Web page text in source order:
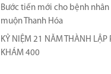
Bước tiến mới cho bệnh
muộn Thanh Hóa
KỶ NIỆM 21 NĂM THÀNH LẬP
KHÁM 400